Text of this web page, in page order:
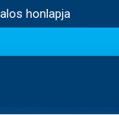
honlapja